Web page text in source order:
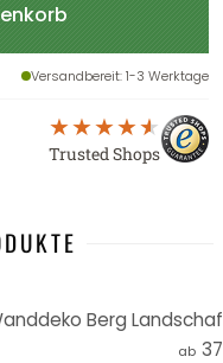
Versandbereit: 1-3 Werktage
Trusted Shops
ab